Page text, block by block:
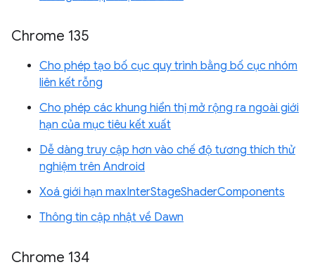
Chrome 135
Cho phép tạo bố cục quy trình bằng bố cục nhóm
liên kết rỗng
Cho phép các khung hiển thị mở rộng ra ngoài giới
hạn của mục tiêu kết xuất
Dễ dàng truy cập hơn vào chế độ tương thích thử
nghiệm trên Android
Xoá giới hạn maxInterStageShaderComponents
Thông tin cập nhật về Dawn
Chrome 134